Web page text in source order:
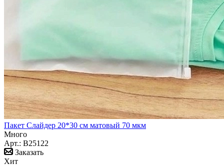
Пакет Слайдер 20*30 см матовый 70 мкм
Много
Арт.: B25122
Заказать
Хит